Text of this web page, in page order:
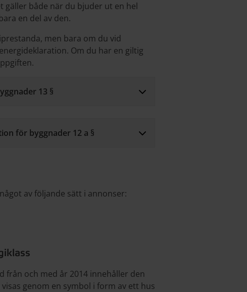
gäller både när du bjuder ut en hel
en del av den.
men bara om du vid
Om du har en giltig
13 §
för byggnader 12 a §
av följande sätt i annonser:
från och med år 2014 innehåller den
genom en symbol i form av ett hus